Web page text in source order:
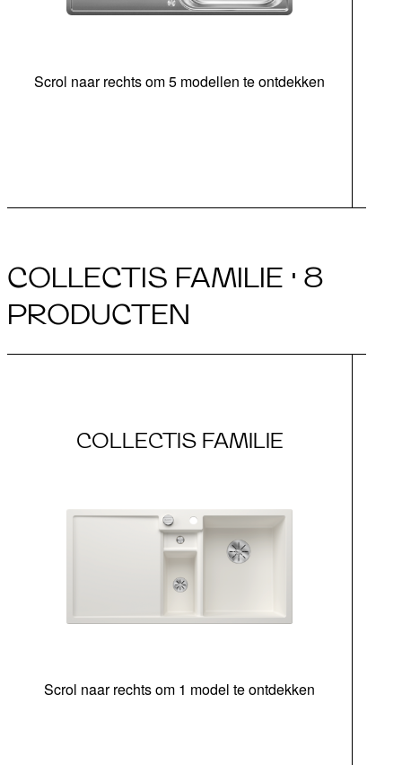
Scrol naar rechts om 5 modellen te ontdekken
COLLECTIS FAMILIE · 8
PRODUCTEN
COLLECTIS FAMILIE
Scrol naar rechts om 1 model te ontdekken